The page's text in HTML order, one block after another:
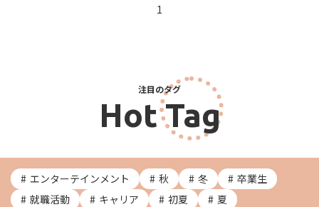
1
注目のタグ
Hot Tag
エンターテインメント 秋 冬
卒業生
就職活動
キャリア 初夏
夏